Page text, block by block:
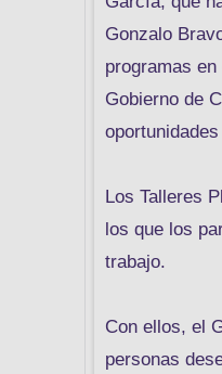
Gonzalo
programas
Gobierno de
Los Talleres
los que los
trabajo.
Con ellos, el
personas